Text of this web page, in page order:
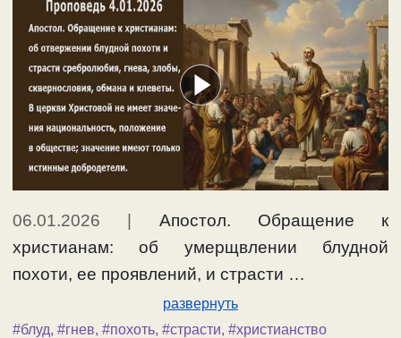
06.01.2026
Апостол. Обращение к
христианам: об умерщвлении блудной
похоти, ее проявлений, и страсти …
развернуть
#блуд, #гнев, #похоть, #страсти, #христианство